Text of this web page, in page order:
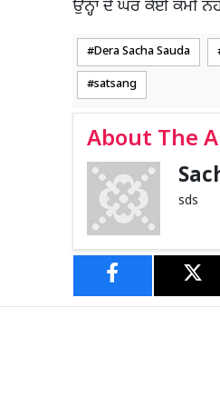
ਉਨ੍ਹਾਂ ਦੇ ਘਰ ਕੋਈ ਕਮੀ
Dera Sacha Sauda
satsang
About The
sds